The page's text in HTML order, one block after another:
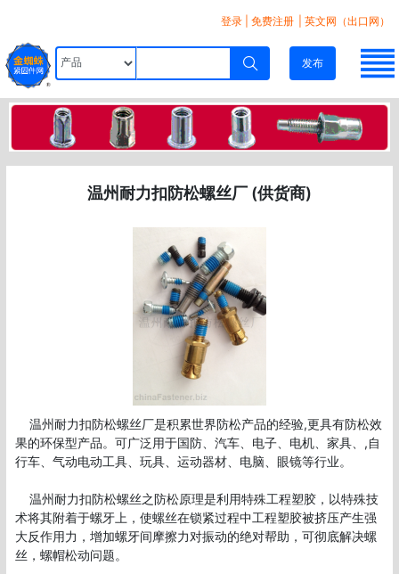
登录 免费注册 | 英文网（出口网）
发布
温州耐力扣防松螺丝厂 (供货商)
果的环保型产品。可广泛用于国防、汽车、电子、电机、家具、,自
行车、气动电动工具、玩具、运动器材、电脑、眼镜等行业。
术将其附着于螺牙上，使螺丝在锁紧过程中工程塑胶被挤压产生强
大反作用力，增加螺牙间摩擦力对振动的绝对帮助，可彻底解决螺
丝，螺帽松动问题。